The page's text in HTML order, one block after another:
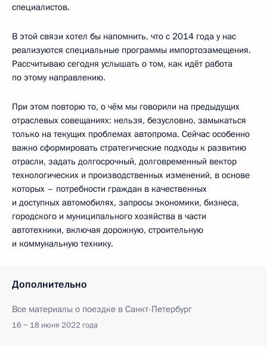
специалистов.
В этой связи хотел бы напомнить, что с 2014 года у нас
реализуются специальные программы импортозамещения.
Рассчитываю сегодня услышать о том, как идёт работа
по этому направлению.
При этом повторю то, о чём мы говорили на предыдущих
отраслевых совещаниях: нельзя, безусловно, замыкаться
только на текущих проблемах автопрома. Сейчас особенно
важно сформировать стратегические подходы к развитию
отрасли, задать долгосрочный, долговременный вектор
технологических и производственных изменений, в основе
которых – потребности граждан в качественных
и доступных автомобилях, запросы экономики, бизнеса,
городского и муниципального хозяйства в части
автотехники, включая дорожную, строительную
и коммунальную технику.
Дополнительно
Все материалы о поездке в Санкт-Петербург
16 − 18 июня 2022 года